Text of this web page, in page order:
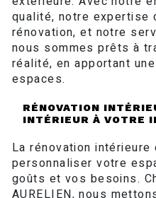
qualité, notre expertise
rénovation, et notre
nous sommes prêts à
réalité, en apportant
espaces.
RÉNOVATION
INTÉRIEUR À VOTRE
La rénovation
personnaliser votre
goûts et vos besoins.
AURELIEN, nous